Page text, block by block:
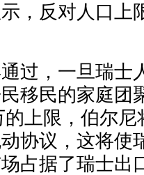
，反对人口上
，一旦瑞士
移民的家庭团
上限，伯尔
协议，这将使
占据了瑞士出